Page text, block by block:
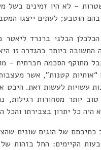
– לא היו זמינים בשל
הוטבע; לעתים ייצגו
הבלגי ברנרד
החשובה ביותר בהגדרה זו
מתוקף הסכמה חברתית –
“אותיות קטנות”, אשר
עשויות לעשות זאת.
יותר מסחורות
כל יתרון בצבירתו והכל
כתיבתם של הוגים שונים
הקיימים: החל בזהות